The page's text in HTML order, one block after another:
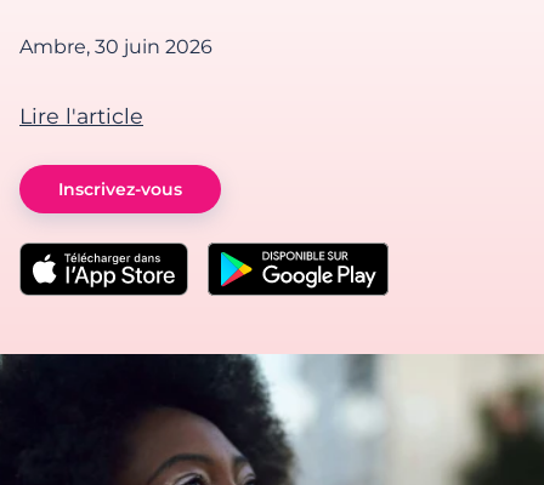
Ambre, 30 juin 2026
Lire l'article
Inscrivez-vous